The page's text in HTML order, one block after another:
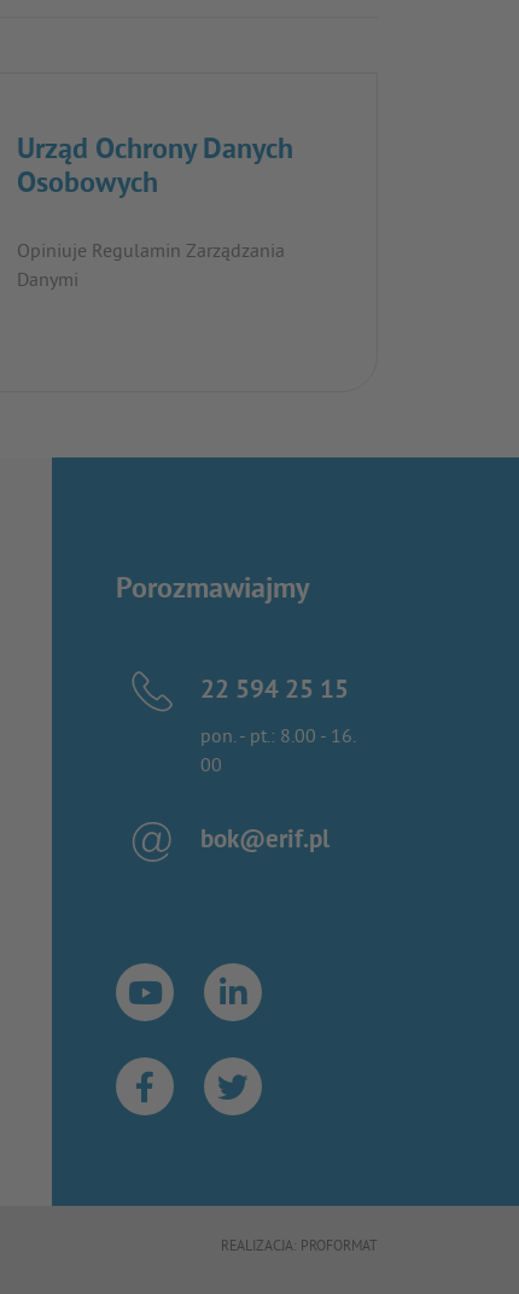
Urząd Ochrony Danych
Osobowych
Opiniuje Regulamin Zarządzania
Danymi
Porozmawiajmy
22 594 25 15
pon. - pt.: 8.00 - 16.
00
bok@erif.pl
REALIZACJA: PROFORMAT